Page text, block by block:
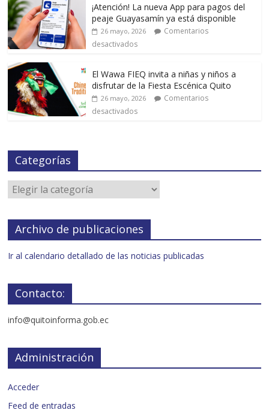
¡Atención! La nueva App para pagos del
peaje Guayasamín ya está disponible
26 mayo, 2026
Comentarios
desactivados
El Wawa FIEQ invita a niñas y niños a
disfrutar de la Fiesta Escénica Quito
26 mayo, 2026
Comentarios
desactivados
Categorías
Archivo de publicaciones
Ir al calendario detallado de las noticias publicadas
Contacto:
info@quitoinforma.gob.ec
Administración
Acceder
Feed de entradas